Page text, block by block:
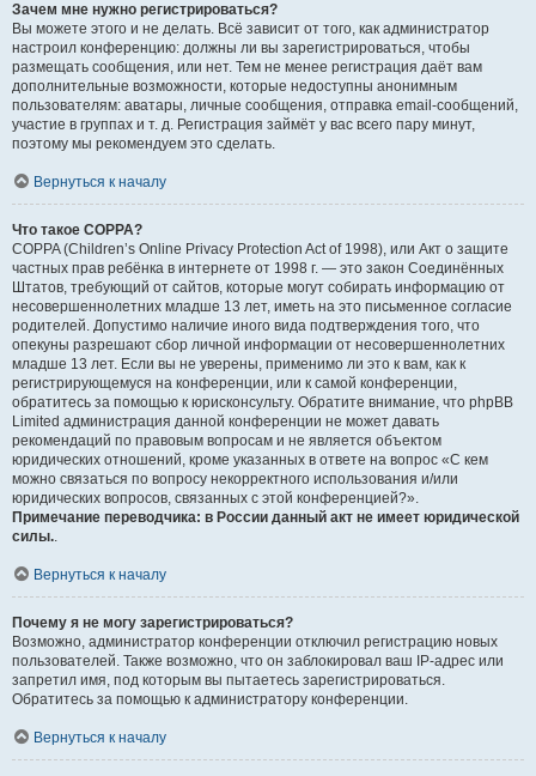
Зачем мне нужно регистрироваться?
Вы можете этого и не делать. Всё зависит от того, как администратор
настроил конференцию: должны ли вы зарегистрироваться, чтобы
размещать сообщения, или нет. Тем не менее регистрация даёт вам
дополнительные возможности, которые недоступны анонимным
пользователям: аватары, личные сообщения, отправка email-сообщений,
участие в группах и т. д. Регистрация займёт у вас всего пару минут,
поэтому мы рекомендуем это сделать.
Вернуться к началу
Что такое COPPA?
COPPA (Children’s Online Privacy Protection Act of 1998), или Акт о защите
частных прав ребёнка в интернете от 1998 г. — это закон Соединённых
Штатов, требующий от сайтов, которые могут собирать информацию от
несовершеннолетних младше 13 лет, иметь на это письменное согласие
родителей. Допустимо наличие иного вида подтверждения того, что
опекуны разрешают сбор личной информации от несовершеннолетних
младше 13 лет. Если вы не уверены, применимо ли это к вам, как к
регистрирующемуся на конференции, или к самой конференции,
обратитесь за помощью к юрисконсульту. Обратите внимание, что phpBB
Limited администрация данной конференции не может давать
рекомендаций по правовым вопросам и не является объектом
юридических отношений, кроме указанных в ответе на вопрос «С кем
можно связаться по вопросу некорректного использования и/или
юридических вопросов, связанных с этой конференцией?».
Примечание переводчика: в России данный акт не имеет юридической
силы..
Вернуться к началу
Почему я не могу зарегистрироваться?
Возможно, администратор конференции отключил регистрацию новых
пользователей. Также возможно, что он заблокировал ваш IP-адрес или
запретил имя, под которым вы пытаетесь зарегистрироваться.
Обратитесь за помощью к администратору конференции.
Вернуться к началу